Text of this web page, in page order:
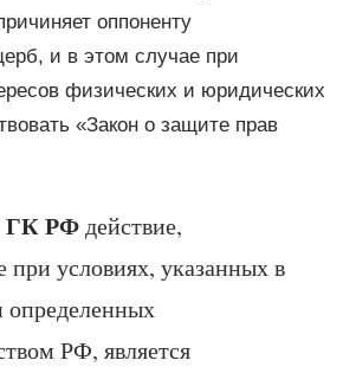
оппоненту
и в этом случае при
физических и юридических
«Закон о защите прав
ГК РФдействие,
при условиях, указанных в
определенных
РФ, является